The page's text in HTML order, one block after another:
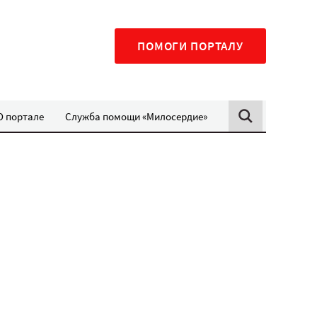
ПОМОГИ ПОРТАЛУ
портале Служба помощи «Милосердие»